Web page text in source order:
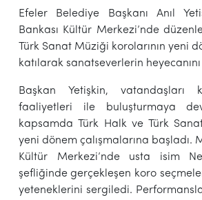
Efeler Belediye Başkanı Anıl
Bankası Kültür Merkezi’nde
Türk Sanat Müziği korolarının yeni
katılarak sanatseverlerin
Başkan Yetişkin,
faaliyetleri ile buluşturmaya
kapsamda Türk Halk ve Türk
yeni dönem çalışmalarına başladı.
Kültür Merkezi’nde usta isim
şefliğinde gerçekleşen koro
yeteneklerini sergiledi.